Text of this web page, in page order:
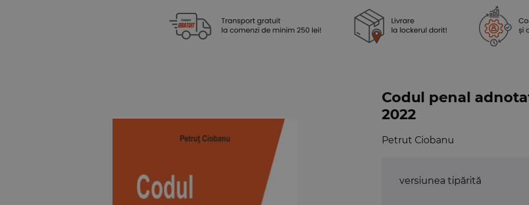
Codul penal
2022
Petrut Ciobanu
versiunea tipărită